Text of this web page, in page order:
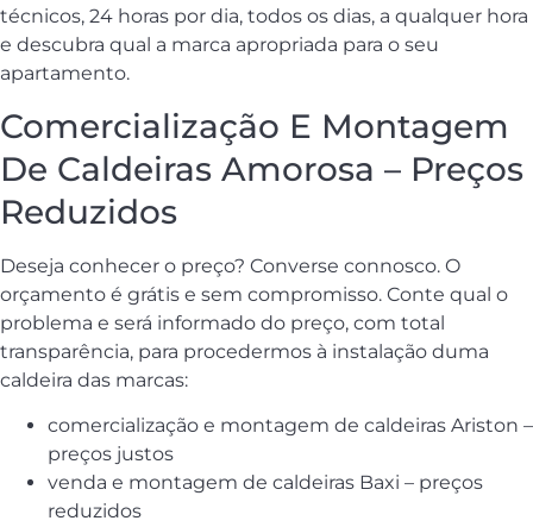
técnicos, 24 horas por dia, todos os dias, a qualquer hora
e descubra qual a marca apropriada para o seu
apartamento.
Comercialização E Montagem
De Caldeiras Amorosa – Preços
Reduzidos
Deseja conhecer o preço? Converse connosco. O
orçamento é grátis e sem compromisso. Conte qual o
problema e será informado do preço, com total
transparência, para procedermos à instalação duma
caldeira das marcas:
comercialização e montagem de caldeiras Ariston –
preços justos
venda e montagem de caldeiras Baxi – preços
reduzidos